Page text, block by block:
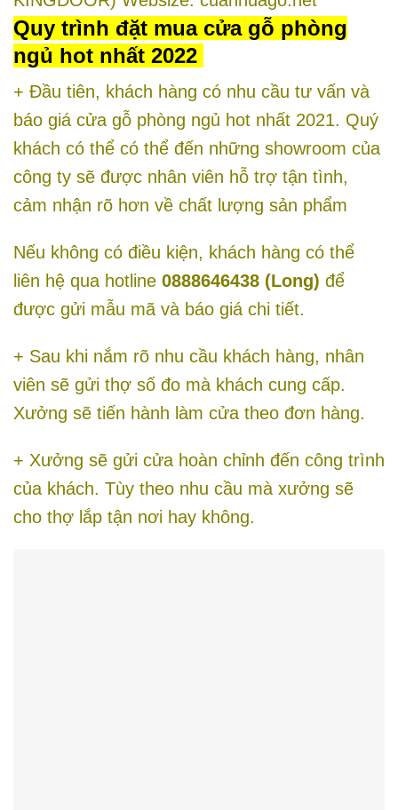
Quy trình đặt mua cửa gỗ phòng
ngủ hot nhất 2022
+ Đầu tiên, khách hàng có nhu cầu tư vấn và
báo giá cửa gỗ phòng ngủ hot nhất 2021. Quý
khách có thể có thể đến những showroom của
công ty sẽ được nhân viên hỗ trợ tận tình,
cảm nhận rõ hơn về chất lượng sản phẩm
Nếu không có điều kiện, khách hàng có thể
liên hệ qua hotline 0888646438 (Long) để
được gửi mẫu mã và báo giá chi tiết.
+ Sau khi nắm rõ nhu cầu khách hàng, nhân
viên sẽ gửi thợ số đo mà khách cung cấp.
Xưởng sẽ tiến hành làm cửa theo đơn hàng.
+ Xưởng sẽ gửi cửa hoàn chỉnh đến công trình
của khách. Tùy theo nhu cầu mà xưởng sẽ
cho thợ lắp tận nơi hay không.